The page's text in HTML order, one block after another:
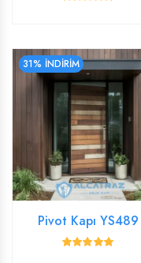
31% İNDİRİM
Pivot Kapı YS489